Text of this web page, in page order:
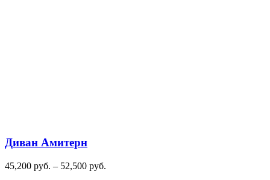
Диван Амитерн
45,200 руб. – 52,500 руб.